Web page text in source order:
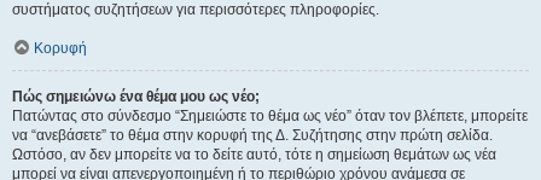
συστήματος συζητήσεων για περισσότερες πληροφορίες.
Κορυφή
Πώς σημειώνω ένα θέμα μου ως νέο;
Πατώντας στο σύνδεσμο “Σημειώστε το θέμα ως νέο” όταν τον βλέπετε, μπορείτε
να “ανεβάσετε” το θέμα στην κορυφή της Δ. Συζήτησης στην πρώτη σελίδα.
Ωστόσο, αν δεν μπορείτε να το δείτε αυτό, τότε η σημείωση θεμάτων ως νέα
μπορεί να είναι απενεργοποιημένη ή το περιθώριο χρόνου ανάμεσα σε